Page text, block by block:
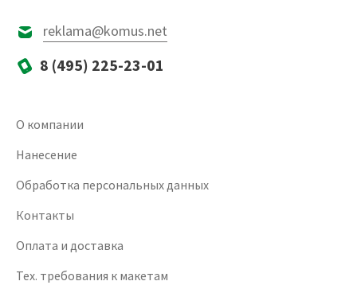
reklama@komus.net
8 (495) 225-23-01
О компании
Нанесение
Обработка персональных данных
Контакты
Оплата и доставка
Тех. требования к макетам